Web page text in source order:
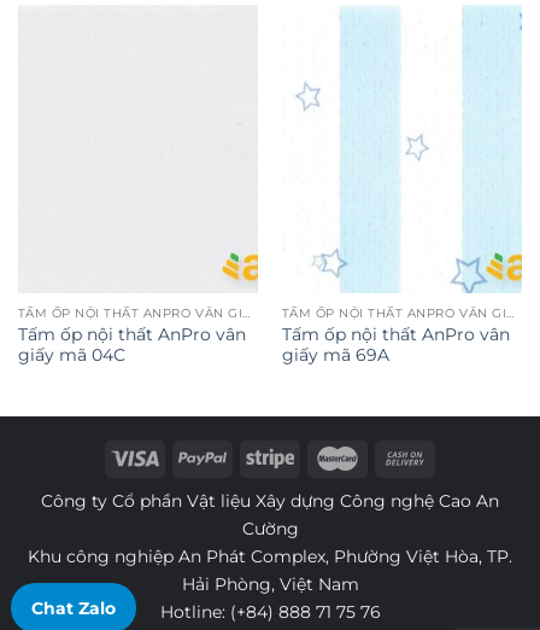
TẤM ỐP NỘI THẤT ANPRO VÂN GIẤY
Tấm ốp nội thất AnPro vân
giấy mã 04C
TẤM ỐP NỘI THẤT ANPRO VÂN GIẤY
Tấm ốp nội thất AnPro vân
giấy mã 69A
Công ty Cổ phần Vật liệu Xây dựng Công nghệ Cao An
Cường
Khu công nghiệp An Phát Complex, Phường Việt Hòa, TP.
Hải Phòng, Việt Nam
Hotline: (+84) 888 71 75 76
Chat Zalo